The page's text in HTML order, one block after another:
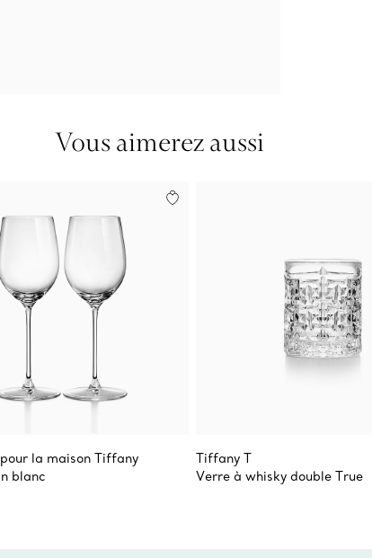
Vous aimerez aussi
la maison Tiffany
blanc
Tiffany T
Verre à whisky double True